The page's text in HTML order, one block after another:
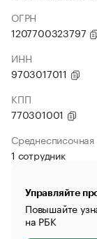
ОГРН
1207700323797
ИНН
9703017011
КПП
770301001
1 сотрудник
Управляйте
Повышайте
на РБК